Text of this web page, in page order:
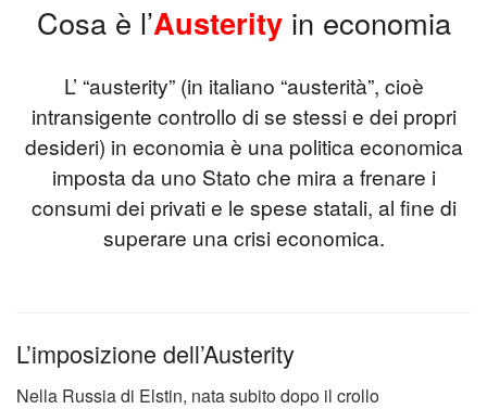
Cosa è l’Austerityin economia
L’ “austerity” (in italiano “austerità”, cioè
intransigente controllo di se stessi e dei propri
desideri) in economia è una politica economica
imposta da uno Stato che mira a frenare i
consumi dei privati e le spese statali, al fine di
superare una crisi economica.
L’imposizione dell’Austerity
Nella Russia di Elstin, nata subito dopo il crollo